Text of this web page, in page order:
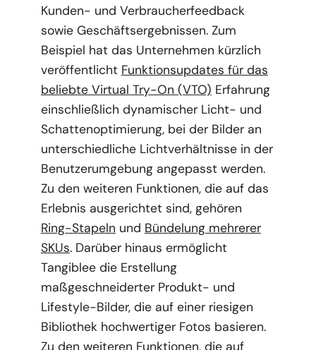
Kunden- und Verbraucherfeedback
sowie Geschäftsergebnissen. Zum
Beispiel hat das Unternehmen kürzlich
veröffentlicht Funktionsupdates für das
beliebte Virtual Try-On (VTO) Erfahrung
einschließlich dynamischer Licht- und
Schattenoptimierung, bei der Bilder an
unterschiedliche Lichtverhältnisse in der
Benutzerumgebung angepasst werden.
Zu den weiteren Funktionen, die auf das
Erlebnis ausgerichtet sind, gehören
Ring-Stapeln und Bündelung mehrerer
SKUs. Darüber hinaus ermöglicht
Tangiblee die Erstellung
maßgeschneiderter Produkt- und
Lifestyle-Bilder, die auf einer riesigen
Bibliothek hochwertiger Fotos basieren.
Zu den weiteren Funktionen, die auf